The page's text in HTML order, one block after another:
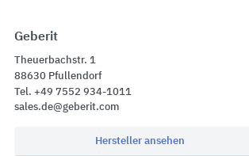
Geberit
Theuerbachstr. 1
88630 Pfullendorf
Tel. +49 7552 934-1011
sales.de@geberit.com
Hersteller ansehen